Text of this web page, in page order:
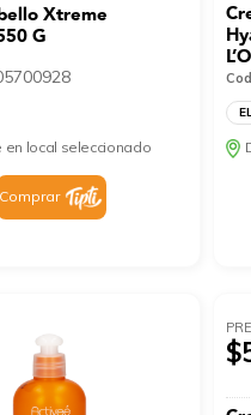
Xtreme
G
en local seleccionado
Comprar